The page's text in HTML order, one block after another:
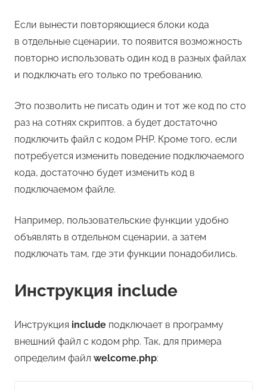
Если вынести повторяющиеся блоки кода
в отдельные сценарии, то появится возможность
повторно использовать один код в разных файлах
и подключать его только по требованию.
Это позволить не писать один и тот же код по сто
раз на сотнях скриптов, а будет достаточно
подключить файл с кодом PHP. Кроме того, если
потребуется изменить поведение подключаемого
кода, достаточно будет изменить код в
подключаемом файле.
Например, пользовательские функции удобно
объявлять в отдельном сценарии, а затем
подключать там, где эти функции понадобились.
Инструкция include
Инструкция include подключает в программу
внешний файл с кодом php. Так, для примера
определим файл welcome.php: